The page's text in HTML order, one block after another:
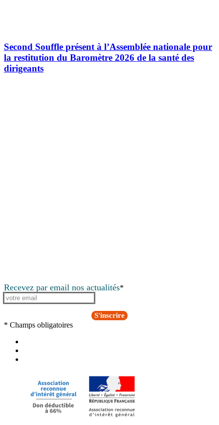
Second Souffle présent à l’Assemblée nationale pour
la restitution du Baromètre 2026 de la santé des
dirigeants
Recevez par email nos actualités*
S'inscrire
* Champs obligatoires